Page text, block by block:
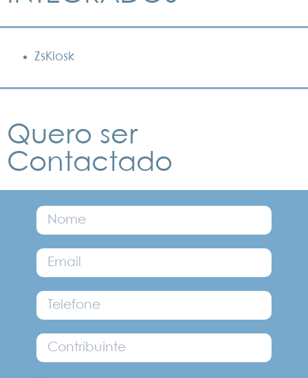
ZsKiosk
Quero ser
Contactado